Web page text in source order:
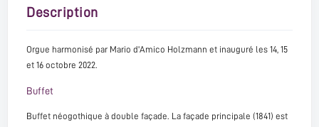
Description
Orgue harmonisé par Mario d'Amico Holzmann et inauguré les 14, 15
et 16 octobre 2022.
Buffet
Buffet néogothique à double façade. La façade principale (1841) est